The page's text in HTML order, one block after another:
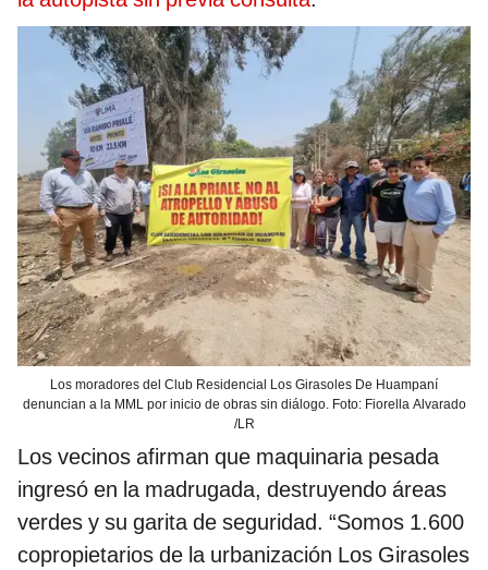
Los moradores del Club Residencial Los Girasoles De Huampaní
denuncian a la MML por inicio de obras sin diálogo. Foto: Fiorella Alvarado
/LR
Los vecinos afirman que maquinaria pesada
ingresó en la madrugada, destruyendo áreas
verdes y su garita de seguridad. “Somos 1.600
copropietarios de la urbanización Los Girasoles